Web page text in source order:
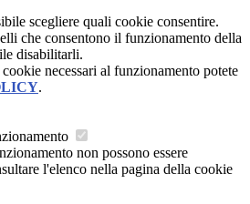
scegliere quali cookie consentire.
che consentono il funzionamento della
disabilitarli.
necessari al funzionamento potete
.
non possono essere
l'elenco nella pagina della cookie